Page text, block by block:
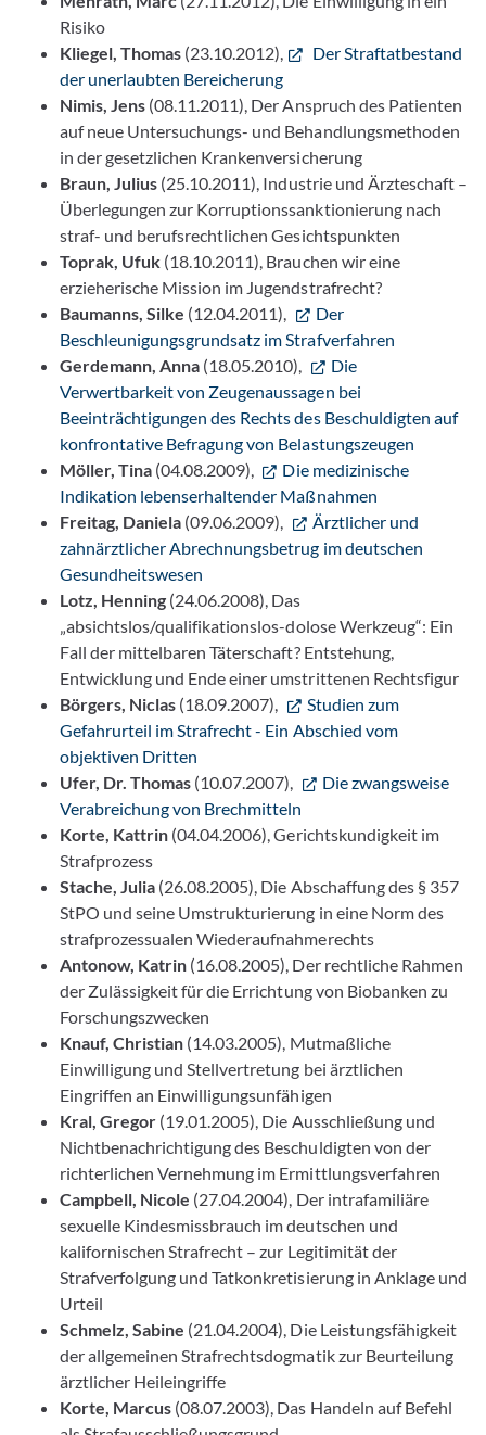
Risiko
Kliegel, Thomas (23.10.2012),
Der Straftatbestand
der unerlaubten Bereicherung
Nimis, Jens (08.11.2011), Der Anspruch des Patienten
auf neue Untersuchungs- und Behandlungsmethoden
in der gesetzlichen Krankenversicherung
Braun, Julius (25.10.2011), Industrie und Ärzteschaft –
Überlegungen zur Korruptionssanktionierung nach
straf- und berufsrechtlichen Gesichtspunkten
Toprak, Ufuk (18.10.2011), Brauchen wir eine
erzieherische Mission im Jugendstrafrecht?
Baumanns, Silke (12.04.2011),
Der
Beschleunigungsgrundsatz im Strafverfahren
Gerdemann, Anna (18.05.2010),
Die
Verwertbarkeit von Zeugenaussagen bei
Beeinträchtigungen des Rechts des Beschuldigten auf
konfrontative Befragung von Belastungszeugen
Möller, Tina (04.08.2009),
Die medizinische
Indikation lebenserhaltender Maßnahmen
Freitag, Daniela (09.06.2009),
Ärztlicher und
zahnärztlicher Abrechnungsbetrug im deutschen
Gesundheitswesen
Lotz, Henning (24.06.2008), Das
„absichtslos/qualifikationslos-dolose Werkzeug“: Ein
Fall der mittelbaren Täterschaft? Entstehung,
Entwicklung und Ende einer umstrittenen Rechtsfigur
Börgers, Niclas (18.09.2007),
Studien zum
Gefahrurteil im Strafrecht - Ein Abschied vom
objektiven Dritten
Ufer, Dr. Thomas (10.07.2007),
Die zwangsweise
Verabreichung von Brechmitteln
Korte, Kattrin (04.04.2006), Gerichtskundigkeit im
Strafprozess
Stache, Julia (26.08.2005), Die Abschaffung des § 357
StPO und seine Umstrukturierung in eine Norm des
strafprozessualen Wiederaufnahmerechts
Antonow, Katrin (16.08.2005), Der rechtliche Rahmen
der Zulässigkeit für die Errichtung von Biobanken zu
Forschungszwecken
Knauf, Christian (14.03.2005), Mutmaßliche
Einwilligung und Stellvertretung bei ärztlichen
Eingriffen an Einwilligungsunfähigen
Kral, Gregor (19.01.2005), Die Ausschließung und
Nichtbenachrichtigung des Beschuldigten von der
richterlichen Vernehmung im Ermittlungsverfahren
Campbell, Nicole (27.04.2004), Der intrafamiliäre
sexuelle Kindesmissbrauch im deutschen und
kalifornischen Strafrecht – zur Legitimität der
Strafverfolgung und Tatkonkretisierung in Anklage und
Urteil
Schmelz, Sabine (21.04.2004), Die Leistungsfähigkeit
der allgemeinen Strafrechtsdogmatik zur Beurteilung
ärztlicher Heileingriffe
Korte, Marcus (08.07.2003), Das Handeln auf Befehl